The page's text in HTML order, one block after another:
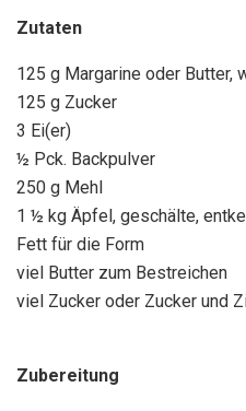
Zutaten
125 g Margarine oder Butter,
125 g Zucker
3 Ei(er)
½ Pck. Backpulver
250 g Mehl
1 ½ kg Äpfel, geschälte,
Fett für die Form
viel Butter zum Bestreichen
viel Zucker oder Zucker und
Zubereitung